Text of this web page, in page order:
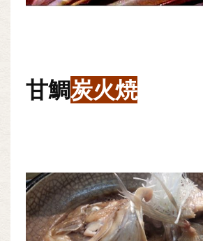
甘鯛炭火焼